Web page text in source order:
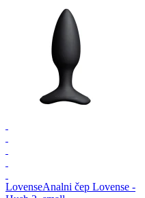
LovenseAnalni čep Lovense -